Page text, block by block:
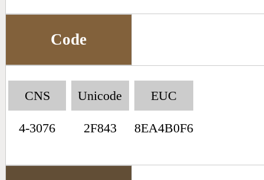
Code
CNS
4-3076
Unicode
2F843
EUC
8EA4B0F6